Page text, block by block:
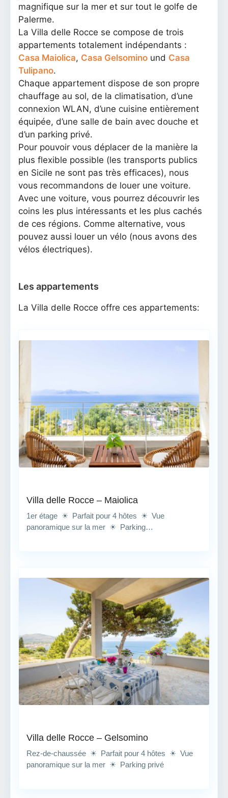
magnifique sur la mer et sur tout le golfe de
Palerme.
La Villa delle Rocce se compose de trois
appartements totalement indépendants :
Casa Maiolica, Casa Gelsomino und Casa
Tulipano.
Chaque appartement dispose de son propre
chauffage au sol, de la climatisation, d’une
connexion WLAN, d’une cuisine entièrement
équipée, d’une salle de bain avec douche et
d’un parking privé.
Pour pouvoir vous déplacer de la manière la
plus flexible possible (les transports publics
en Sicile ne sont pas très efficaces), nous
vous recommandons de louer une voiture.
Avec une voiture, vous pourrez découvrir les
coins les plus intéressants et les plus cachés
de ces régions. Comme alternative, vous
pouvez aussi louer un vélo (nous avons des
vélos électriques).
Les appartements
La Villa delle Rocce offre ces appartements:
Villa delle Rocce – Maiolica
1er étage ☀ Parfait pour 4 hôtes ☀ Vue
panoramique sur la mer ☀ Parking…
Villa delle Rocce – Gelsomino
Rez-de-chaussée ☀ Parfait pour 4 hôtes ☀ Vue
panoramique sur la mer ☀ Parking privé